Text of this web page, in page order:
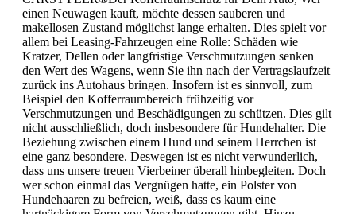
einen Neuwagen kauft, möchte dessen sauberen und
makellosen Zustand möglichst lange erhalten. Dies spielt vor
allem bei Leasing-Fahrzeugen eine Rolle: Schäden wie
Kratzer, Dellen oder langfristige Verschmutzungen senken
den Wert des Wagens, wenn Sie ihn nach der Vertragslaufzeit
zurück ins Autohaus bringen. Insofern ist es sinnvoll, zum
Beispiel den Kofferraumbereich frühzeitig vor
Verschmutzungen und Beschädigungen zu schützen. Dies gilt
nicht ausschließlich, doch insbesondere für Hundehalter. Die
Beziehung zwischen einem Hund und seinem Herrchen ist
eine ganz besondere. Deswegen ist es nicht verwunderlich,
dass uns unsere treuen Vierbeiner überall hinbegleiten. Doch
wer schon einmal das Vergnügen hatte, ein Polster von
Hundehaaren zu befreien, weiß, dass es kaum eine